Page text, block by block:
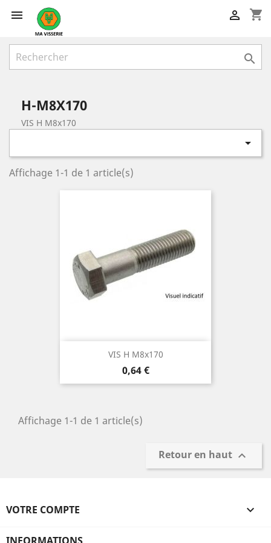
 shopping_cart


H-M8X170
VIS H M8x170

Affichage 1-1 de 1 article(s)
VIS H M8x170
Prix
0,64 €
Affichage 1-1 de 1 article(s)
Retour en haut 
VOTRE COMPTE 